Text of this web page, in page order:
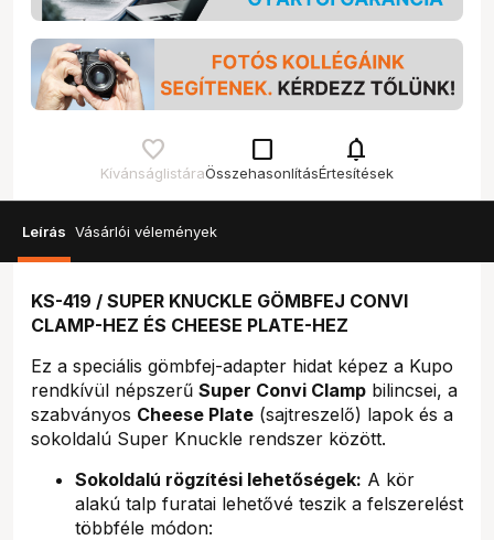
Kívánságlistára
check_box_outline_blank
Összehasonlítás
notifications
Értesítések
Leírás Vásárlói vélemények
KS-419 / SUPER KNUCKLE GÖMBFEJ CONVI
CLAMP-HEZ ÉS CHEESE PLATE-HEZ
Ez a speciális gömbfej-adapter hidat képez a Kupo
rendkívül népszerű Super Convi Clamp bilincsei, a
szabványos Cheese Plate (sajtreszelő) lapok és a
sokoldalú Super Knuckle rendszer között.
Sokoldalú rögzítési lehetőségek: A kör
alakú talp furatai lehetővé teszik a felszerelést
többféle módon: